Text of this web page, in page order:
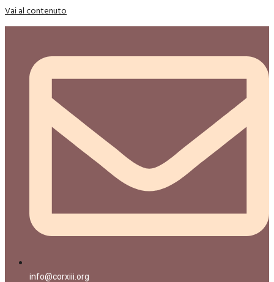
Vai al contenuto
info@corxiii.org